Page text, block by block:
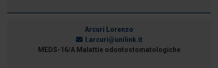
Arcuri Lorenzo
l.arcuri@unilink.it
MEDS-16/A Malattie odontostomatologiche